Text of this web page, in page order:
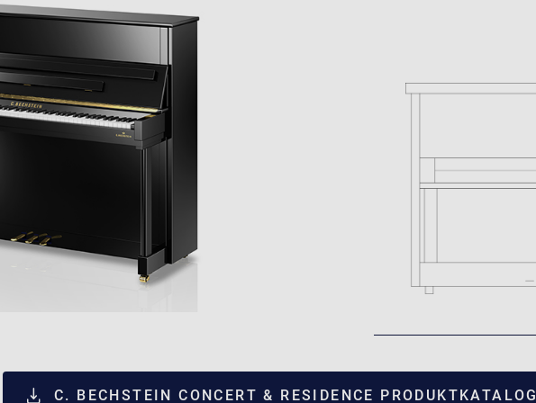
C. BECHSTEIN CONCERT & RESIDENCE PRODUKTKATALOG